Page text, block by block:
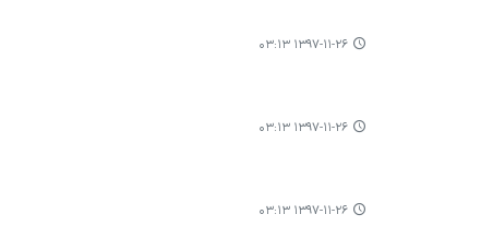
۱۳۹۷-۱۱-۲۶ ۰۳:۱۳
۱۳۹۷-۱۱-۲۶ ۰۳:۱۳
۱۳۹۷-۱۱-۲۶ ۰۳:۱۳